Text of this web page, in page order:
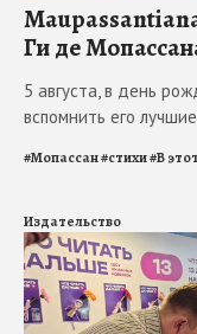
Ги де
5 августа, в день
вспомнить его
#Мопассан#стихи#В
Издательство